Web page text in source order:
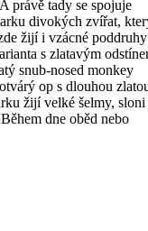
právě tady se spojuje
divokých zvířat,
žijí i vzácné poddruhy
s zlatavým
snub-nosed monkey
op s dlouhou
žijí velké šelmy, sloni
dne oběd nebo